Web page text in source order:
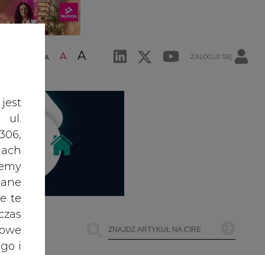
A A A ZALOGUJ SIĘ
ul.
te
i